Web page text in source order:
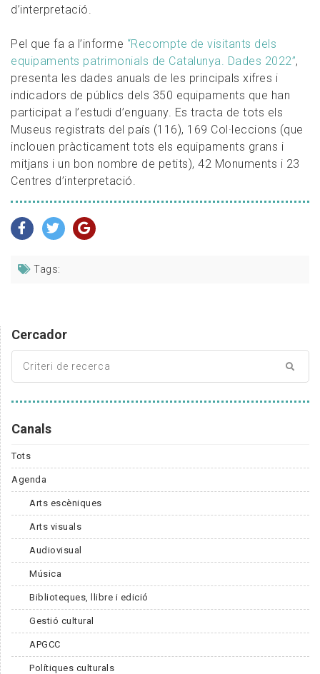
d’interpretació.
Pel que fa a l’informe “Recompte de visitants dels
equipaments patrimonials de Catalunya. Dades 2022”,
presenta les dades anuals de les principals xifres i
indicadors de públics dels 350 equipaments que han
participat a l’estudi d’enguany. Es tracta de tots els
Museus registrats del país (116), 169 Col·leccions (que
inclouen pràcticament tots els equipaments grans i
mitjans i un bon nombre de petits), 42 Monuments i 23
Centres d’interpretació.
Tags:
Cercador
Canals
Tots
Agenda
Arts escèniques
Arts visuals
Audiovisual
Música
Biblioteques, llibre i edició
Gestió cultural
APGCC
Polítiques culturals